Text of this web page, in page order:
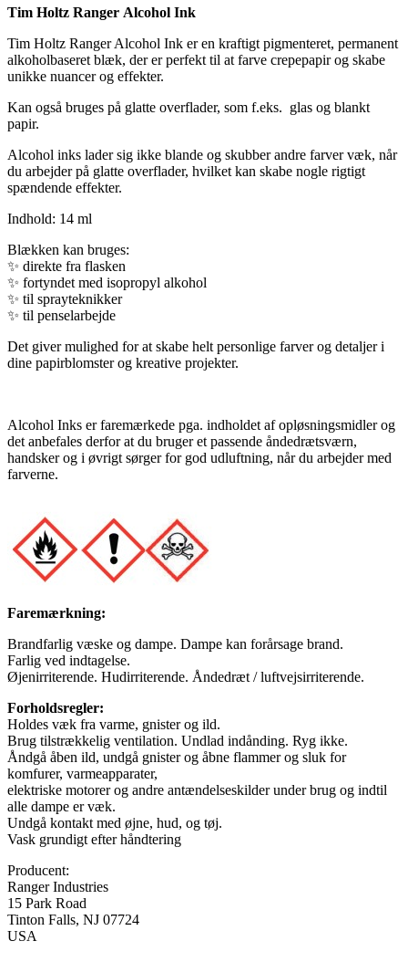
Tim Holtz Ranger Alcohol Ink
Tim Holtz Ranger Alcohol Ink er en kraftigt pigmenteret, permanent
alkoholbaseret blæk, der er perfekt til at farve crepepapir og skabe
unikke nuancer og effekter.
Kan også bruges på glatte overflader, som f.eks. glas og blankt
papir.
Alcohol inks lader sig ikke blande og skubber andre farver væk, når
du arbejder på glatte overflader, hvilket kan skabe nogle rigtigt
spændende effekter.
Indhold: 14 ml
Blækken kan bruges:
✨ direkte fra flasken
✨ fortyndet med isopropyl alkohol
✨ til sprayteknikker
✨ til penselarbejde
Det giver mulighed for at skabe helt personlige farver og detaljer i
dine papirblomster og kreative projekter.
Alcohol Inks er faremærkede pga. indholdet af opløsningsmidler og
det anbefales derfor at du bruger et passende åndedrætsværn,
handsker og i øvrigt sørger for god udluftning, når du arbejder med
farverne.
Faremærkning:
Brandfarlig væske og dampe. Dampe kan forårsage brand.
Farlig ved indtagelse.
Øjenirriterende. Hudirriterende. Åndedræt / luftvejsirriterende.
Forholdsregler:
Holdes væk fra varme, gnister og ild.
Brug tilstrækkelig ventilation. Undlad indånding. Ryg ikke.
Åndgå åben ild, undgå gnister og åbne flammer og sluk for
komfurer, varmeapparater,
elektriske motorer og andre antændelseskilder under brug og indtil
alle dampe er væk.
Undgå kontakt med øjne, hud, og tøj.
Vask grundigt efter håndtering
Producent:
Ranger Industries
15 Park Road
Tinton Falls, NJ 07724
USA